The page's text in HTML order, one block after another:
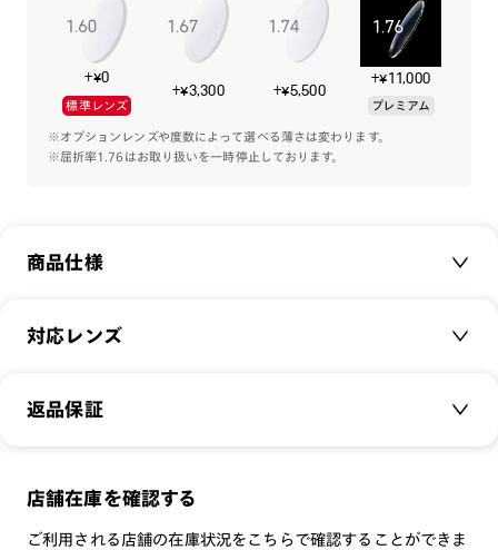
いつでも簡単に素早くフィット感を調整できるAirframe。
ズレにくいQuickFit機構は、汗による劣化がしにくい素材を使
用し、よりシンプルなデザインになりました。
また、柔らかく鼻当りの良いラバー鼻盛パッドを採用。
薄いテンプルは弾力性を保ちつつも、締め付け感のない掛け心
地を実現しています。
※こちらの商品のカラー・柄によっては個体差がございます。
・本製品のフィット感を上げる場合、耳掛け部分を下に曲げて
・耳掛け部分を調整する際、掛け外しの際に髪や皮膚が挟まる
可能性がありますのでご注意ください。本製品を外す場合は耳
+¥0
標準レンズ
+¥3,300 +¥5,500
+¥11,000
プレミアム
※オプションレンズや度数によって選べる薄さは変わります。
※屈折率1.76はお取り扱いを一時停止しております。
商品仕様
商品名：
サイズ：
シリーズ： STANDARD
性別： MEN
対応レンズ
クリアレンズ（常用・老眼鏡用）
JINS SCREEN
返品保証
メガネの度数が合わなくなっても、
店舗在庫を確認する
ご利用される店舗の在庫状況をこちらで確認することができま